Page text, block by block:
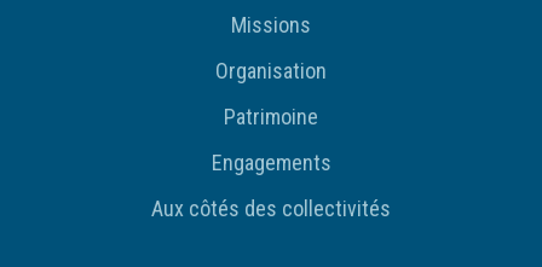
Missions
Organisation
Patrimoine
Engagements
Aux côtés des collectivités